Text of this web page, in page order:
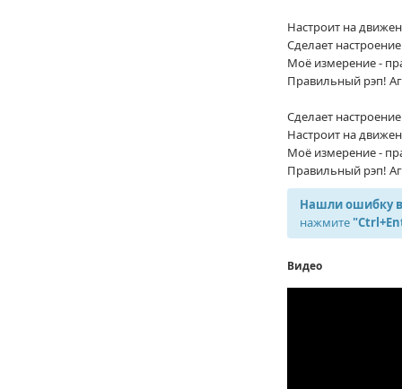
Настроит на
Сделает
Моё измерение -
Правильный рэп!
Сделает
Настроит на
Моё измерение -
Правильный рэп!
Нашли ошибку в
нажмите
Видео